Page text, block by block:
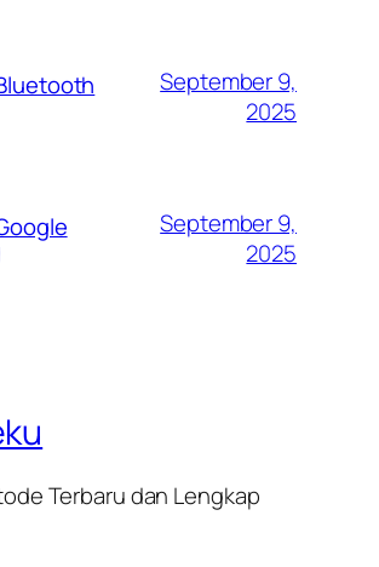
September 9,
2025
September 9,
2025
Terbaru dan Lengkap